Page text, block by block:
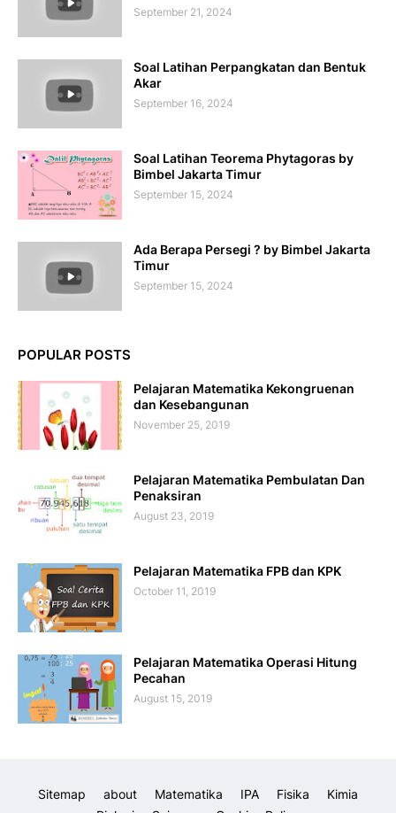
September 21, 2024
Soal Latihan Perpangkatan dan Bentuk
Akar
September 16, 2024
Soal Latihan Teorema Phytagoras by
Bimbel Jakarta Timur
September 15, 2024
Ada Berapa Persegi ? by Bimbel Jakarta
Timur
September 15, 2024
POPULAR POSTS
Pelajaran Matematika Kekongruenan
dan Kesebangunan
November 25, 2019
Pelajaran Matematika Pembulatan Dan
Penaksiran
August 23, 2019
Pelajaran Matematika FPB dan KPK
October 11, 2019
Pelajaran Matematika Operasi Hitung
Pecahan
August 15, 2019
Sitemap about Matematika IPA Fisika
Kimia